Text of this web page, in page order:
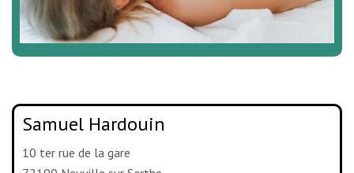
Samuel Hardouin
10 ter rue de la gare